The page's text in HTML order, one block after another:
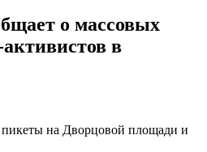
о массовых
в
на Дворцовой площади и